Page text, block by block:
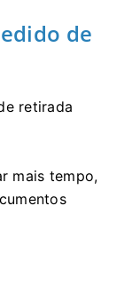
de
retirada
mais tempo,